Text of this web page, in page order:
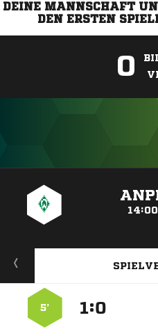
DEINE MANNSCHAFT
DEN ERSTEN
0
:
5’